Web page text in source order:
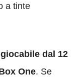
a tinte
dal 12
One. Se